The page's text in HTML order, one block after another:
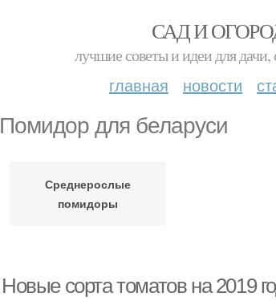
САД И
лучшие советы и идеи для дачи,
главная новости
Помидор для беларуси
Среднерослые
помидоры
Новые сорта томатов на 2019